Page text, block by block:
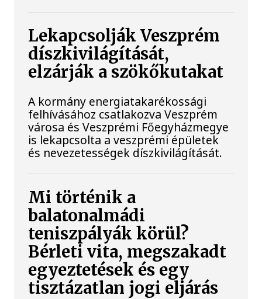
Lekapcsolják Veszprém
díszkivilágítását,
elzárják a szökőkutakat
A kormány energiatakarékossági
felhívásához csatlakozva Veszprém
városa és Veszprémi Főegyházmegye
is lekapcsolta a veszprémi épületek
és nevezetességek díszkivilágítását.
Mi történik a
balatonalmádi
teniszpályák körül?
Bérleti vita, megszakadt
egyeztetések és egy
tisztázatlan jogi eljárás